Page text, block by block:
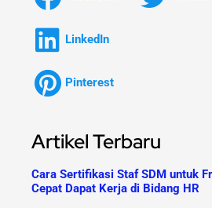
LinkedIn
Pinterest
Artikel Terbaru
Cara Sertifikasi Staf SDM untuk
Cepat Dapat Kerja di Bidang HR